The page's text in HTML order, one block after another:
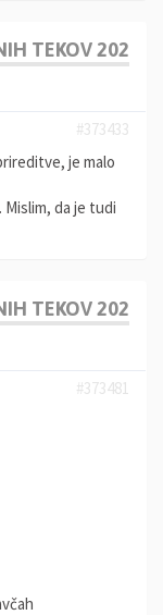
TEKOV 2025,
#373433
je malo
da je tudi
TEKOV 2025,
#373481